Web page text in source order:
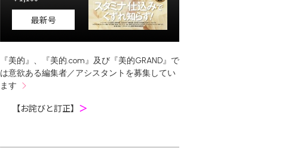
最新号
『美的』、『美的.com』及び『美的GRAND』で
は意欲ある編集者／アシスタントを募集してい
ます
【お詫びと訂正】 ＞